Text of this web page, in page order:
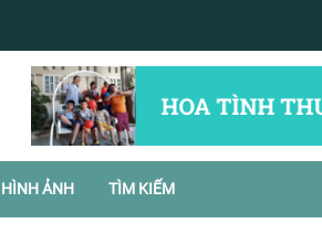
HÌNH ẢNH TÌM KIẾM